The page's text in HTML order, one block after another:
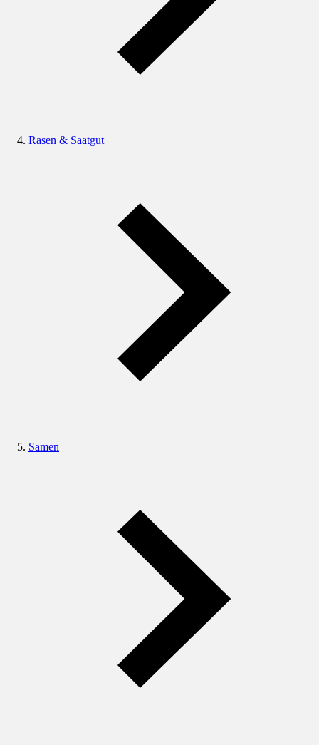
Rasen & Saatgut
Samen